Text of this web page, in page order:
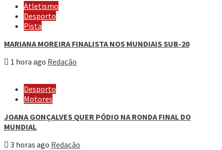
Atletismo
Desporto
Pista
MARIANA MOREIRA FINALISTA NOS MUNDIAIS SUB-20
1 hora ago Redação
Desporto
Motores
JOANA GONÇALVES QUER PÓDIO NA RONDA FINAL DO
MUNDIAL
3 horas ago Redação